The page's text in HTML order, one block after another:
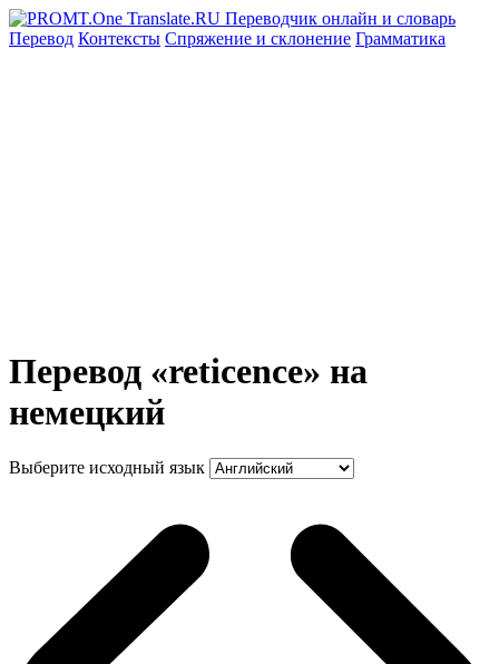
Перевод Контексты Спряжение и склонение Грамматика
Перевод «reticence» на
немецкий
Выберите исходный язык